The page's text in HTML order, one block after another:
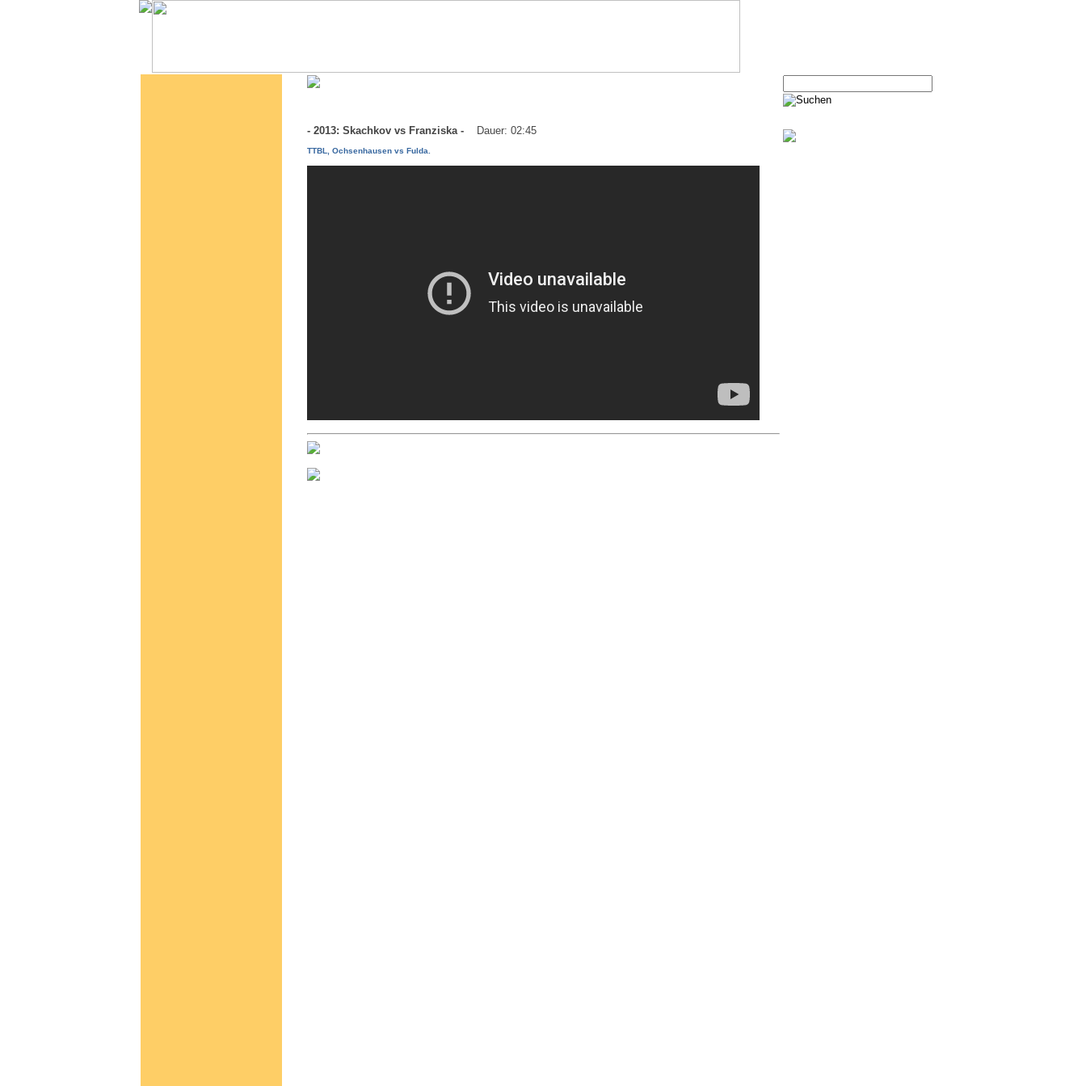
- 2013: Skachkov vs Franziska - Dauer: 02:45
TTBL, Ochsenhausen vs Fulda.